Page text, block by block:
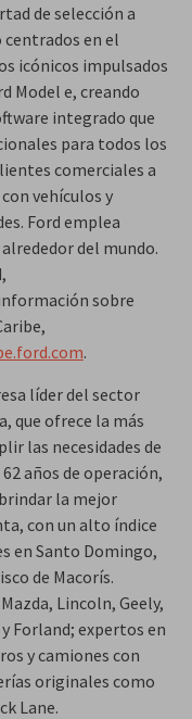
de selección a
en el
icónicos impulsados
Model e, creando
integrado que
para todos los
comerciales a
vehículos y
Ford emplea
del mundo.
sobre
.
líder del sector
que ofrece la más
las necesidades de
años de operación,
la mejor
con un alto índice
en Santo Domingo,
de Macorís.
Lincoln, Geely,
y Forland; expertos en
y camiones con
originales como
Lane.